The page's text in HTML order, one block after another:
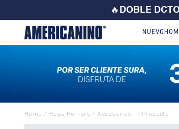
💙 ¡CORRE!
NUEVO
Ropa Hombre Accesorios